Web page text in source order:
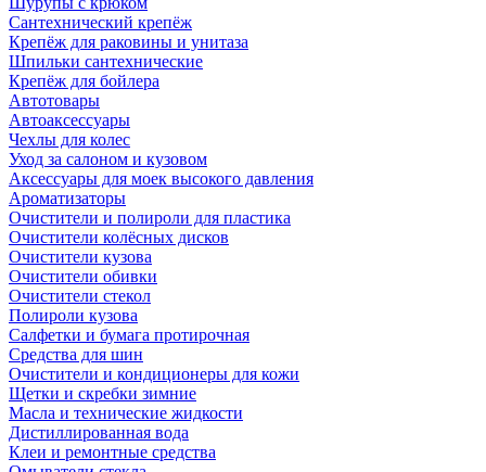
Сантехнический крепёж
Крепёж для раковины и унитаза
Шпильки сантехнические
Крепёж для бойлера
Автотовары
Автоаксессуары
Чехлы для колес
Уход за салоном и кузовом
Аксессуары для моек высокого давления
Ароматизаторы
Очистители и полироли для пластика
Очистители колёсных дисков
Очистители кузова
Очистители обивки
Очистители стекол
Полироли кузова
Салфетки и бумага протирочная
Средства для шин
Очистители и кондиционеры для кожи
Щетки и скребки зимние
Масла и технические жидкости
Дистиллированная вода
Клеи и ремонтные средства